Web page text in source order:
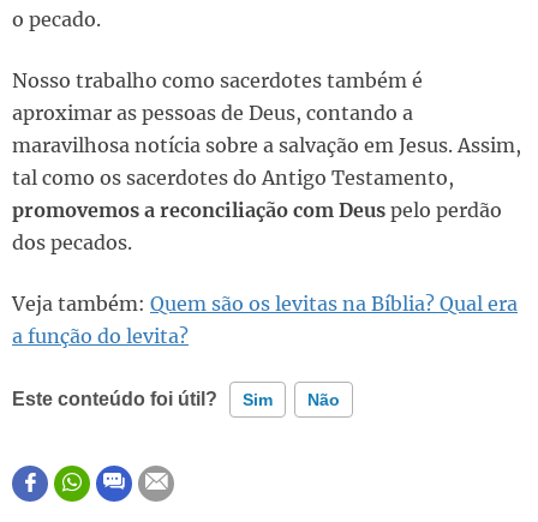
o pecado.
Nosso trabalho como sacerdotes também é
aproximar as pessoas de Deus, contando a
maravilhosa notícia sobre a salvação em Jesus. Assim,
tal como os sacerdotes do Antigo Testamento,
promovemos a reconciliação com Deus pelo perdão
dos pecados.
Veja também: Quem são os levitas na Bíblia? Qual era
a função do levita?
Este conteúdo foi útil? Sim Não
Este conteúdo contém informação incorreta